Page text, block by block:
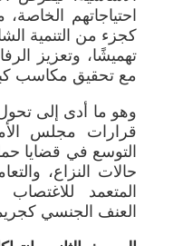
احتياجاتهم
كجزء من التنمية
تهميشًا، وتعزيز
مع تحقيق مكاسب
وهو ما أدى إلى
قرارات مجلس
التوسع في قضايا
حالات النزاع،
المتعمد
العنف الجنسي